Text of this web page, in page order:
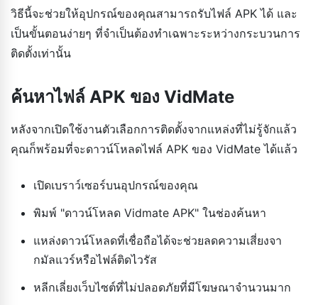
วิธีนี้จะช่วยให้อุปกรณ์ของคุณสามารถรับไฟล์ APK ได้ และ
เป็นขั้นตอนง่ายๆ ที่จำเป็นต้องทำเฉพาะระหว่างกระบวนการ
ติดตั้งเท่านั้น
ค้นหาไฟล์ APK ของ VidMate
หลังจากเปิดใช้งานตัวเลือกการติดตั้งจากแหล่งที่ไม่รู้จักแล้ว
คุณก็พร้อมที่จะดาวน์โหลดไฟล์ APK ของ VidMate ได้แล้ว
เปิดเบราว์เซอร์บนอุปกรณ์ของคุณ
พิมพ์ "ดาวน์โหลด Vidmate APK" ในช่องค้นหา
แหล่งดาวน์โหลดที่เชื่อถือได้จะช่วยลดความเสี่ยงจา
กมัลแวร์หรือไฟล์ติดไวรัส
หลีกเลี่ยงเว็บไซต์ที่ไม่ปลอดภัยที่มีโฆษณาจำนวนมาก